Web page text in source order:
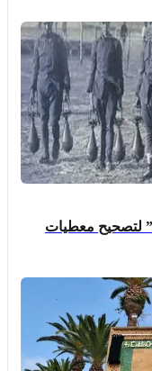
” لتصحيح معطيات